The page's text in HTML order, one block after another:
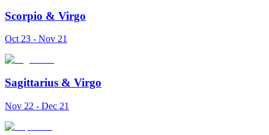
Scorpio & Virgo
Oct 23 - Nov 21
Sagittarius & Virgo
Nov 22 - Dec 21